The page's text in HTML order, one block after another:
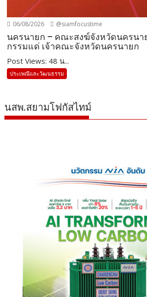
06/08/2026 @siamfocustime
นครนายก – คณะสงฆ์จังหวัดนครนา
กรรมแด่ เจ้าคณะจังหวัดนครนายก
Post Views: 48 น...
ประเพณีและวัฒนธรรม
นสพ.สยามโฟกัสไทม์